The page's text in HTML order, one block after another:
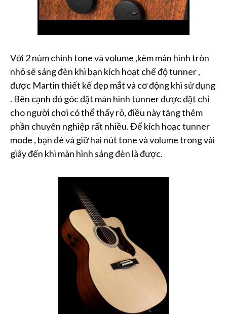
Với 2 núm chỉnh tone và volume ,kèm màn hình tròn
nhỏ sẽ sáng đèn khi bạn kích hoạt chế độ tunner ,
được Martin thiết kế đẹp mắt và cơ động khi sử dụng
. Bên cạnh đó góc đặt màn hình tunner được đặt chỉ
cho người chơi có thể thấy rõ, điều này tăng thêm
phần chuyên nghiệp rất nhiều. Để kích hoạc tunner
mode , bạn đè và giữ hai nút tone và volume trong vài
giây đến khi màn hình sáng đèn là được.